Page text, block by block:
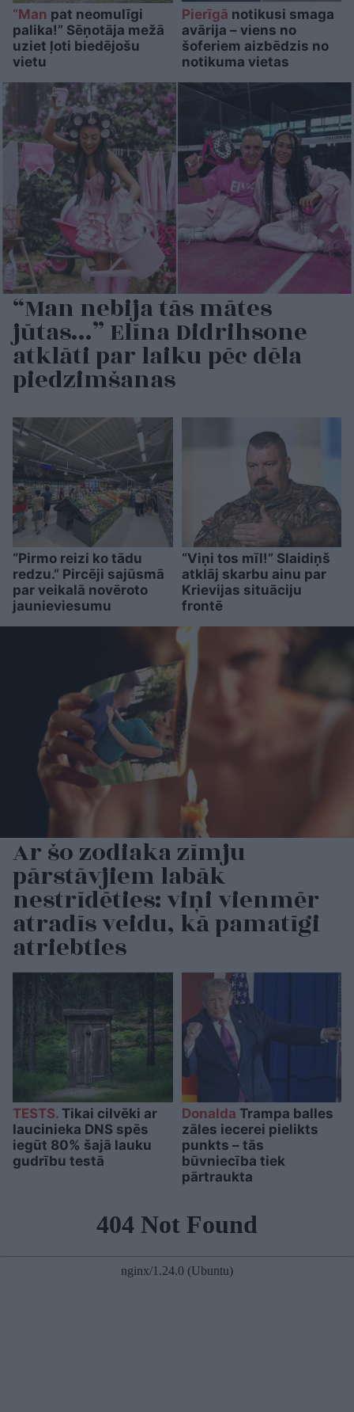
“Man pat neomulīgi
palika!” Sēņotāja mežā
uziet ļoti biedējošu
vietu
Pierīgā notikusi smaga
avārija – viens no
šoferiem aizbēdzis no
notikuma vietas
“Man nebija tās mātes
jūtas…” Elīna Didrihsone
atklāti par laiku pēc dēla
piedzimšanas
“Pirmo reizi ko tādu
redzu.” Pircēji sajūsmā
par veikalā novēroto
jaunieviesumu
“Viņi tos mīl!” Slaidiņš
atklāj skarbu ainu par
Krievijas situāciju
frontē
Ar šo zodiaka zīmju
pārstāvjiem labāk
nestrīdēties: viņi vienmēr
atradīs veidu, kā pamatīgi
atriebties
TESTS. Tikai cilvēki ar
laucinieka DNS spēs
iegūt 80% šajā lauku
gudrību testā
Donalda Trampa balles
zāles iecerei pielikts
punkts – tās
būvniecība tiek
pārtraukta